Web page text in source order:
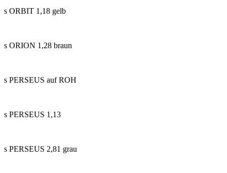
s ORBIT 1,18 gelb
s ORION 1,28 braun
s PERSEUS auf ROH
s PERSEUS 1,13
s PERSEUS 2,81 grau